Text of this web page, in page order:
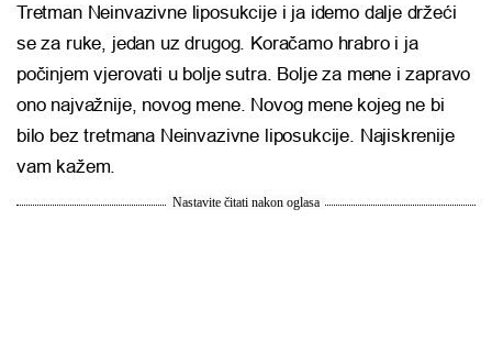
Tretman Neinvazivne liposukcije i ja idemo dalje držeći
se za ruke, jedan uz drugog. Koračamo hrabro i ja
počinjem vjerovati u bolje sutra. Bolje za mene i zapravo
ono najvažnije, novog mene. Novog mene kojeg ne bi
bilo bez tretmana Neinvazivne liposukcije. Najiskrenije
vam kažem.
Nastavite čitati nakon oglasa